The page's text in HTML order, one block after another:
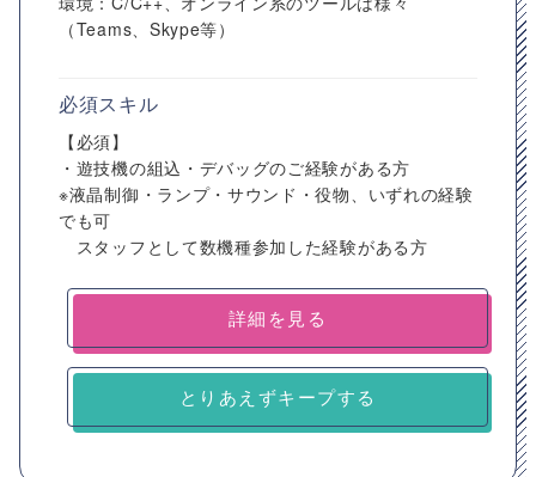
（Teams、Skype等）
必須スキル
【必須】
・遊技機の組込・デバッグのご経験がある方
※液晶制御・ランプ・サウンド・役物、いずれの経験
でも可
スタッフとして数機種参加した経験がある方
詳細を見る
とりあえずキープする